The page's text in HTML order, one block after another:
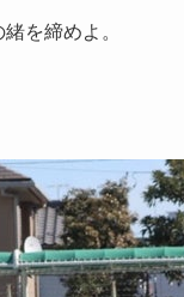
を締めよ。